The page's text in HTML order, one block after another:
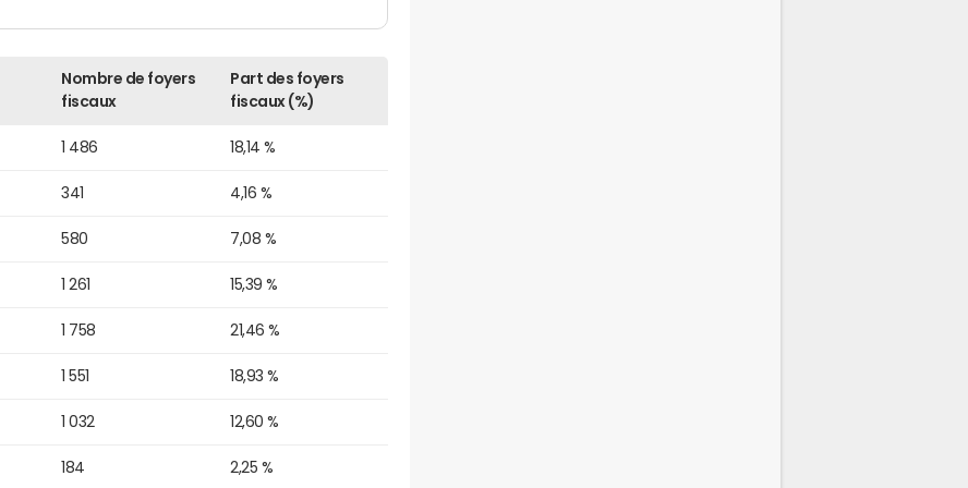
Nombre de foyers
fiscaux
Part des foyers
fiscaux (%)
1 486 18,14 %
341 4,16 %
580 7,08 %
1 261 15,39 %
1 758 21,46 %
1 551 18,93 %
1 032 12,60 %
184 2,25 %